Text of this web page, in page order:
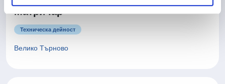
Матричар
10/06/2026
Техническа дейност
Велико Търново